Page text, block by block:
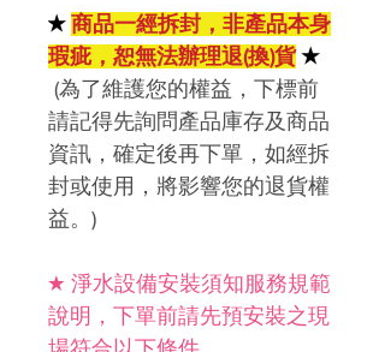
★ 商品一經拆封，非產品本身
瑕疵，恕無法辦理退(換)貨★
(為了維護您的權益，下標前
請記得先詢問產品庫存及商品
資訊，確定後再下單，如經拆
封或使用，將影響您的退貨權
益。)
★ 淨水設備安裝須知服務規範
說明，下單前請先預安裝之現